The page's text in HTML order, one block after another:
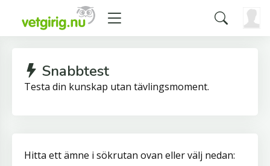
Snabbtest
Testa din kunskap utan tävlingsmoment.
Hitta ett ämne i sökrutan ovan eller välj nedan: